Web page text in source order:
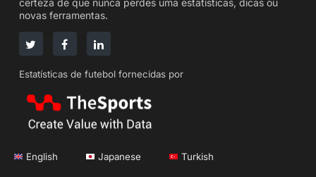
certeza de que nunca perdes uma estatísticas, dicas ou
novas ferramentas.
Estatísticas de futebol fornecidas por
English Japanese Turkish